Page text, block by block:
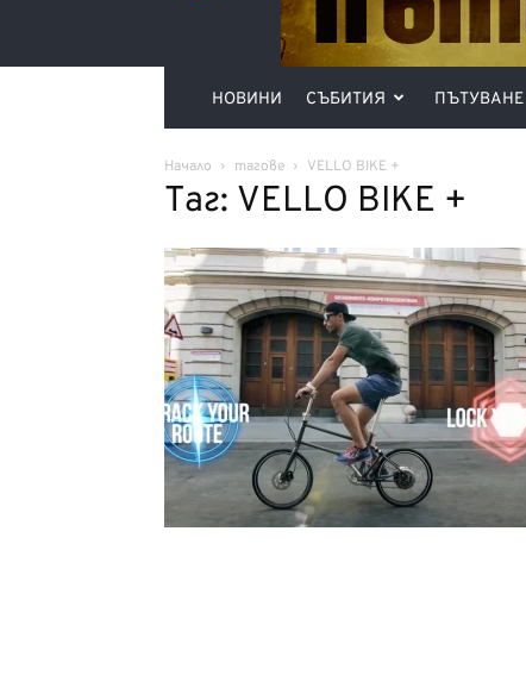
НОВИНИ СЪБИТИЯ ПЪТУВАНЕ
Начало тагове VELLO BIKE +
Таг: VELLO BIKE +